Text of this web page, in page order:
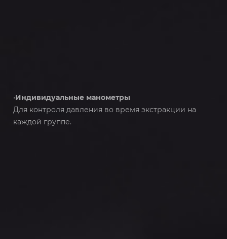
•Индивидуальные манометры
Для контроля давления во время экстракции на
каждой группе.